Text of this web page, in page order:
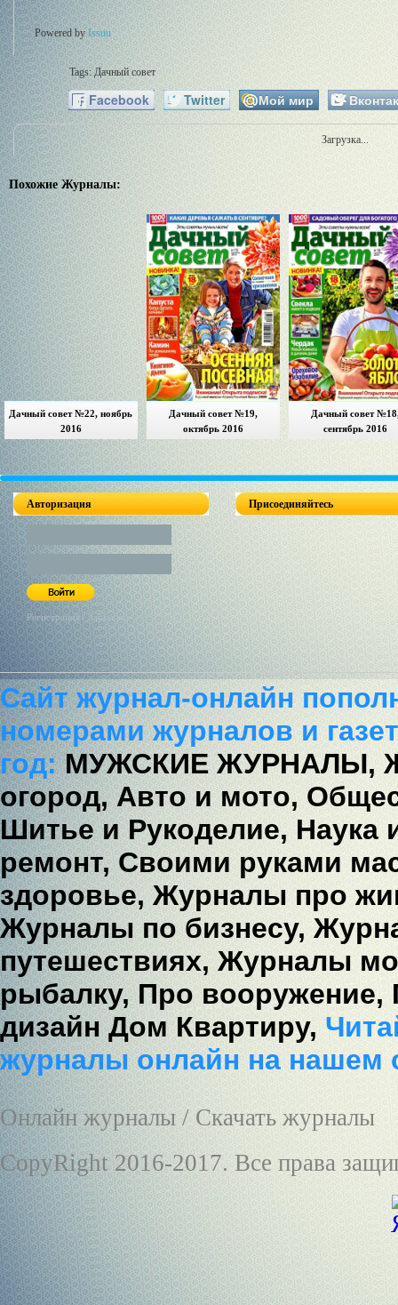
Powered byIssuu
Tags:Дачный совет
Facebook Twitter Мой мир
Загрузка...
Похожие Журналы:
Дачный совет №22, ноябрь
2016
Дачный совет №19,
октябрь 2016
Дачный совет
сентябрь 2016
Авторизация
Регистрация / Забыл пароль?
Присоединяйтесь
Сайт журнал-онлайн
номерами журналов и
год:МУЖСКИЕ ЖУРНАЛЫ,
огород, Авто и мото,
Шитье и Рукоделие, Наука
ремонт, Своими руками
здоровье, Журналы про
Журналы по бизнесу,
путешествиях, Журналы
рыбалку, Про вооружение,
дизайн Дом Квартиру,
журналы онлайн на нашем
Онлайн журналы / Скачать журналы
CopyRight 2016-2017. Все права